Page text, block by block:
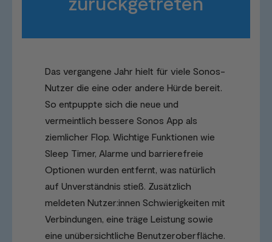
Das vergangene Jahr hielt für viele Sonos-
Nutzer die eine oder andere Hürde bereit.
So entpuppte sich die neue und
vermeintlich bessere Sonos App als
ziemlicher Flop. Wichtige Funktionen wie
Sleep Timer, Alarme und barrierefreie
Optionen wurden entfernt, was natürlich
auf Unverständnis stieß. Zusätzlich
meldeten Nutzer:innen Schwierigkeiten mit
Verbindungen, eine träge Leistung sowie
eine unübersichtliche Benutzeroberfläche.